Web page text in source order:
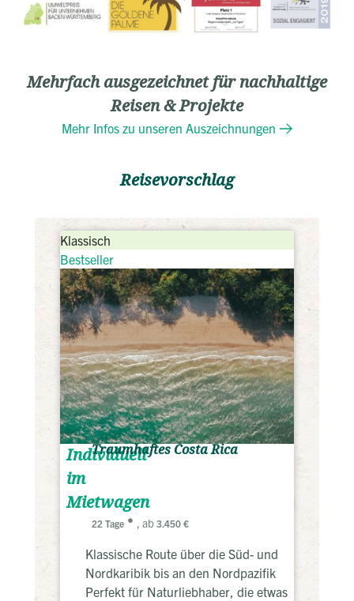
Mehrfach ausgezeichnet für nachhaltige
Reisen & Projekte
Mehr Infos zu unseren Auszeichnungen
Reisevorschlag
Klassisch
Bestseller
Individuell
im
Mietwagen
Traumhaftes Costa Rica
22 Tage , ab 3.450 €
Klassische Route über die Süd- und
Nordkaribik bis an den Nordpazifik
Perfekt für Naturliebhaber, die etwas